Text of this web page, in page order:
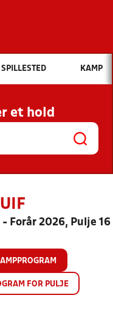
vil du søge efter?
OG NYHEDER
KLUBBER OG
SPILLESTED KAMP
et hold
- Forår 2026, Pulje 16
FOR PULJE